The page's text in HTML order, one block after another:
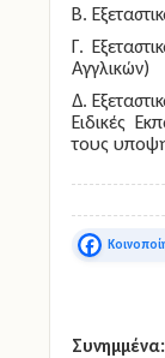
Β.
Γ.
Αγγλικών)
Δ.
Ειδικές
τους
Facebook
Συνημμένα: